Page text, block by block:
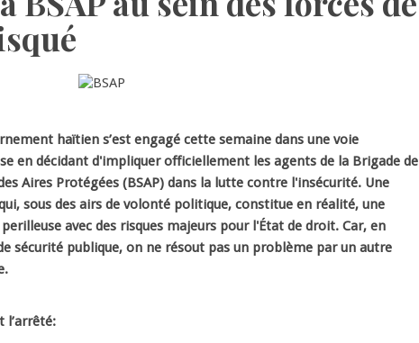
haïtien s’est engagé cette semaine dans une voie
en décidant d'impliquer officiellement les agents de la Brigade de
Aires Protégées (BSAP) dans la lutte contre l'insécurité. Une
sous des airs de volonté politique, constitue en réalité, une
avec des risques majeurs pour l'État de droit. Car, en
sécurité publique, on ne résout pas un problème par un autre
l’arrêté: